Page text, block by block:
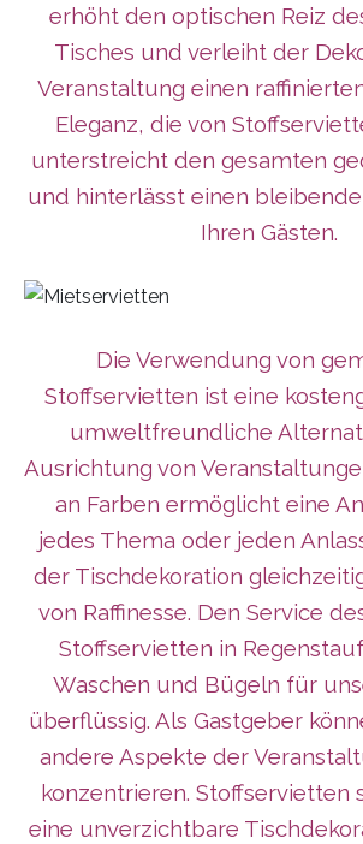
erhöht den optischen Reiz
Tisches und verleiht der
Veranstaltung einen
Eleganz, die von
unterstreicht den gesamten
und hinterlässt einen
Ihren Gästen.
Die Verwendung von
Stoffservietten ist eine
umweltfreundliche
Ausrichtung von
an Farben ermöglicht eine
jedes Thema oder jeden
der Tischdekoration
von Raffinesse. Den Service
Stoffservietten in
Waschen und Bügeln für
überflüssig. Als Gastgeber
andere Aspekte der
konzentrieren. Stoffservietten
eine unverzichtbare